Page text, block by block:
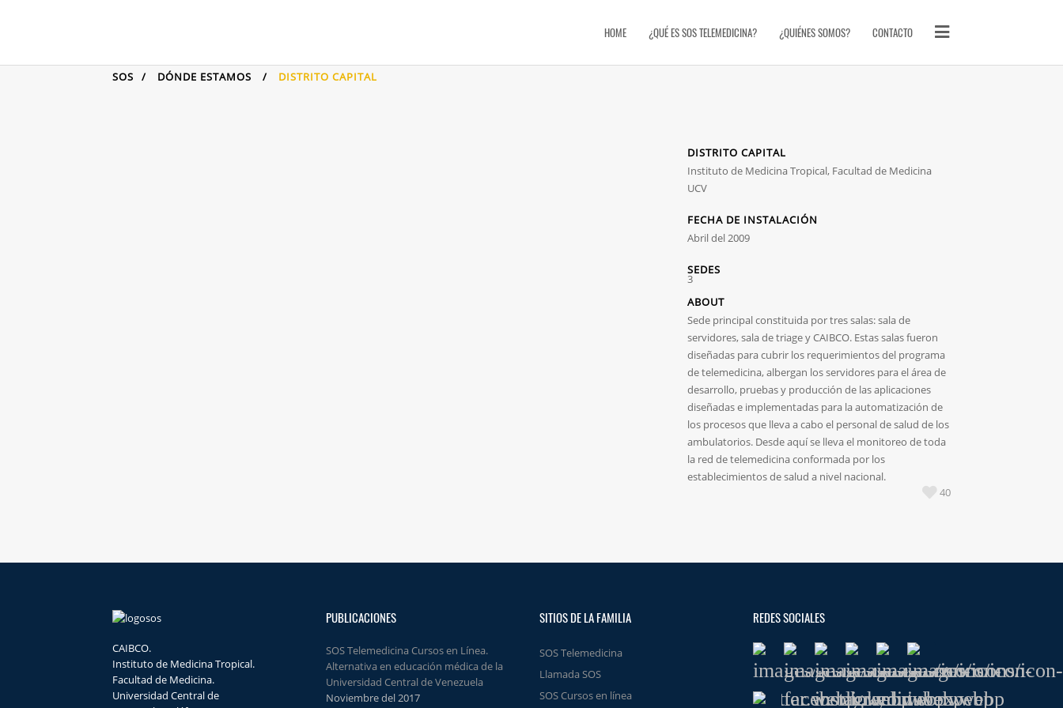
HOME ¿QUÉ ES SOS TELEMEDICINA? ¿QUIÉNES SOMOS? CONTACTO
SOS / DÓNDE ESTAMOS / DISTRITO CAPITAL
DISTRITO CAPITAL
Instituto de Medicina Tropical, Facultad de Medicina
UCV
FECHA DE INSTALACIÓN
Abril del 2009
SEDES
3
ABOUT
Sede principal constituida por tres salas: sala de
servidores, sala de triage y CAIBCO. Estas salas fueron
diseñadas para cubrir los requerimientos del programa
de telemedicina, albergan los servidores para el área de
desarrollo, pruebas y producción de las aplicaciones
diseñadas e implementadas para la automatización de
los procesos que lleva a cabo el personal de salud de los
ambulatorios. Desde aquí se lleva el monitoreo de toda
la red de telemedicina conformada por los
establecimientos de salud a nivel nacional.
40
CAIBCO.
Instituto de Medicina Tropical.
Facultad de Medicina.
Universidad Central de
PUBLICACIONES
SOS Telemedicina Cursos en Línea.
Alternativa en educación médica de la
Universidad Central de Venezuela
Noviembre del 2017
SITIOS DE LA FAMILIA
SOS Telemedicina
Llamada SOS
SOS Cursos en línea
REDES SOCIALES